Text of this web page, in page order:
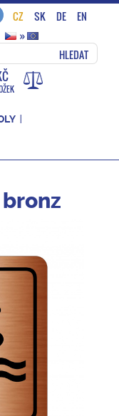
CZ SK DE
EN
»
HLEDAT